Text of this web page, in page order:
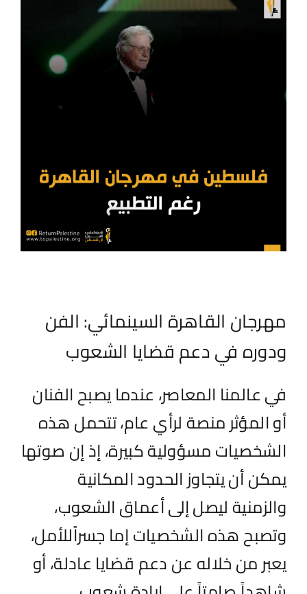
مهرجان القاهرة السينمائي: الفن
ودوره في دعم قضايا الشعوب
في عالمنا المعاصر، عندما يصبح الفنان
أو المؤثر منصة لرأي عام، تتحمل هذه
الشخصيات مسؤوليةكبيرة، إذإن صوتها
يمكن أن يتجاوز الحدود المكانية
والزمنية ليصل إلى أعماق الشعوب،
وتصبح هذه الشخصيات إما جسراًللأمل،
يعبر من خلاله عن دعم قضايا عادلة، أو